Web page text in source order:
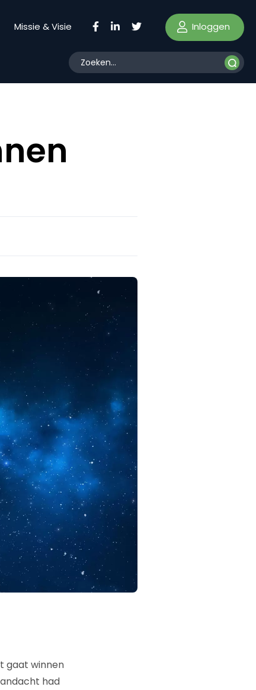
Missie & Visie Inloggen
gaat winnen
had